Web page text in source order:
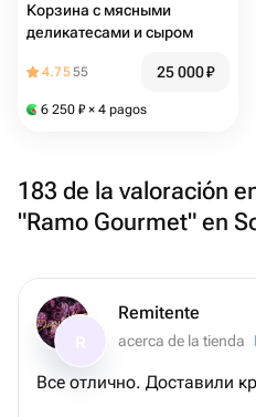
Корзина с мясными
деликатесами и сыром
4.7555 25 000₽
6 250 ₽ × 4 pagos
183 de la valoración
"Ramo Gourmet" en
Remitente
acerca de la tienda
Все отлично. Доставили